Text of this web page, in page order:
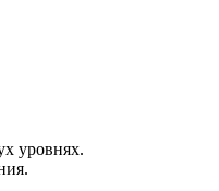
уровнях.